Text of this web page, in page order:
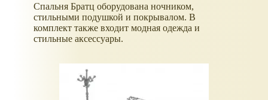
Спальня Братц оборудована ночником,
стильными подушкой и покрывалом. В
комплект также входит модная одежда и
стильные аксессуары.